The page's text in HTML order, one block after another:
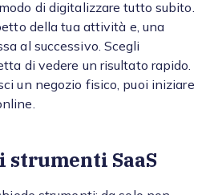
di digitalizzare tutto subito.
della tua attività e, una
al successivo. Scegli
di vedere un risultato rapido.
un negozio fisico, puoi iniziare
strumenti SaaS